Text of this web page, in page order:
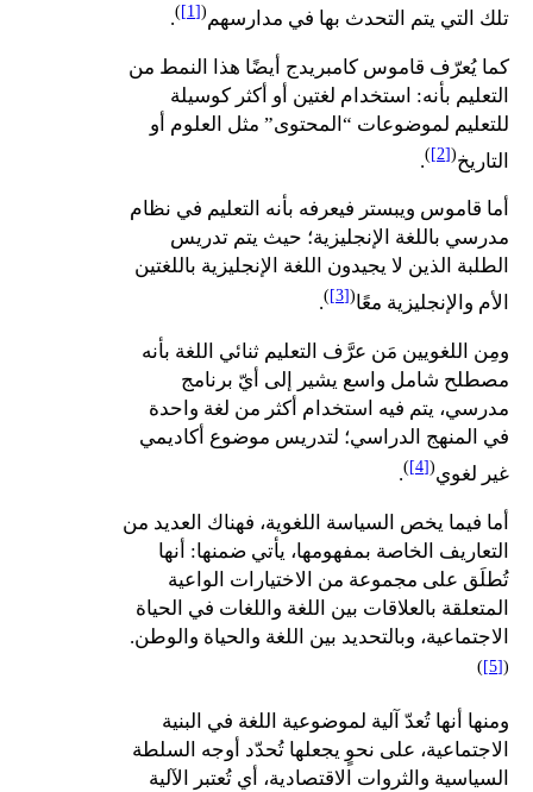
تلك التي يتم التحدث بها في مدارسهم(
[1]
)
.
كما يُعرّف قاموس كامبريدج أيضًا هذا النمط من
التعليم بأنه: استخدام لغتين أو أكثر كوسيلة
للتعليم لموضوعات “المحتوى” مثل العلوم أو
التاريخ(
[2]
)
.
أما قاموس ويبستر فيعرفه بأنه التعليم في نظام
مدرسي باللغة الإنجليزية؛ حيث يتم تدريس
الطلبة الذين لا يجيدون اللغة الإنجليزية باللغتين
الأم والإنجليزية معًا(
[3]
)
.
ومِن اللغويين مَن عرَّف التعليم ثنائي اللغة بأنه
مصطلح شامل واسع يشير إلى أيّ برنامج
مدرسي، يتم فيه استخدام أكثر من لغة واحدة
في المنهج الدراسي؛ لتدريس موضوع أكاديمي
غير لغوي(
[4]
)
.
أما فيما يخص السياسة اللغوية، فهناك العديد من
التعاريف الخاصة بمفهومها، يأتي ضمنها: أنها
تُطلَق على مجموعة من الاختيارات الواعية
المتعلقة بالعلاقات بين اللغة واللغات في الحياة
الاجتماعية، وبالتحديد بين اللغة والحياة والوطن.
(
[5]
)
ومنها أنها تُعدّ آلية لموضوعية اللغة في البنية
الاجتماعية، على نحوٍ يجعلها تُحدّد أوجه السلطة
السياسية والثروات الاقتصادية، أي تُعتبر الآلية